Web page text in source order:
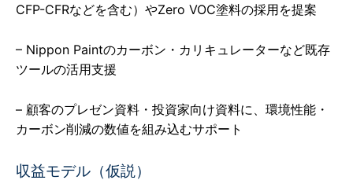
CFP-CFRなどを含む）やZero VOC塗料の採用を提案
– Nippon Paintのカーボン・カリキュレーターなど既存
ツールの活用支援
– 顧客のプレゼン資料・投資家向け資料に、環境性能・
カーボン削減の数値を組み込むサポート
収益モデル（仮説）